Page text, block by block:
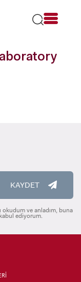
KAYDET
okudum ve anladım, buna
ediyorum.